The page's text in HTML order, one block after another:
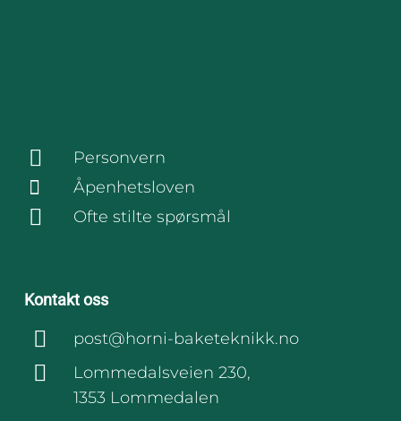
Personvern
Åpenhetsloven
Ofte stilte spørsmål
Kontakt oss
post@horni-baketeknikk.no
Lommedalsveien 230,
1353 Lommedalen